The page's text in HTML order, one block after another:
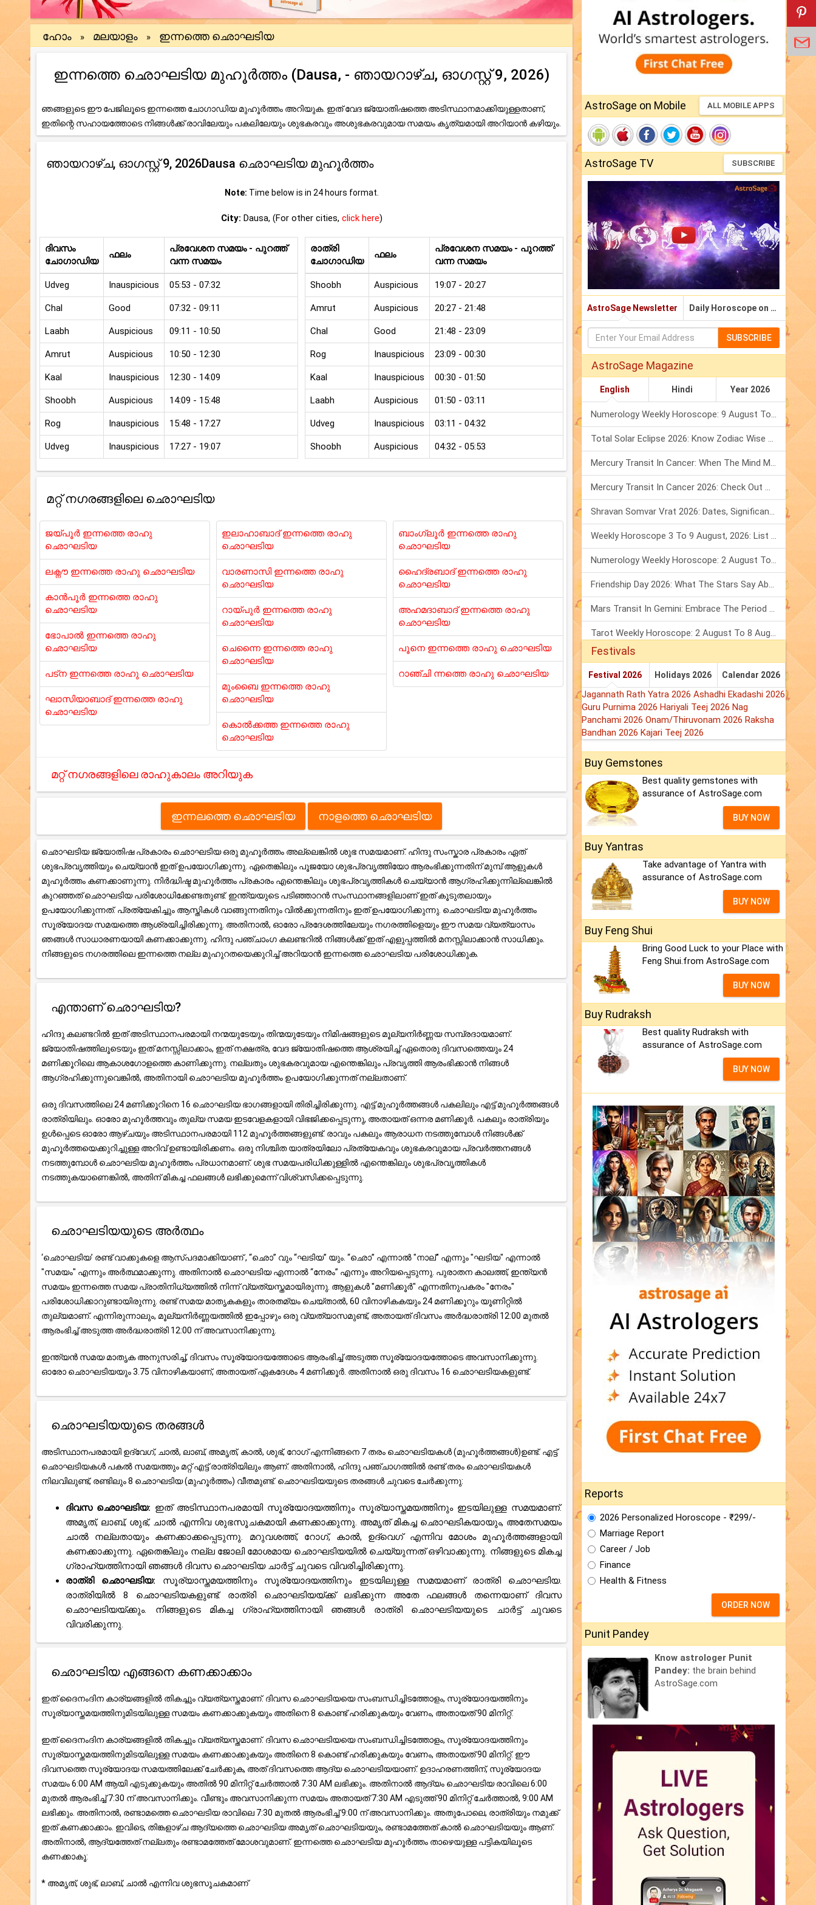
ഹോം » മലയാളം » ഇന്നത്തെ ഛൊഘടിയ
ഇന്നത്തെ ഛൊഘടിയ മുഹൂർത്തം (Dausa, - ഞായറാഴ്ച, ഓഗസ്റ്റ് 9, 2026)
ഞങ്ങളുടെ ഈ പേജിലൂടെ ഇന്നത്തെ ചോഗാഡിയ മുഹൂർത്തം അറിയുക. ഇത് വേദ ജ്യോതിഷത്തെ അടിസ്ഥാനമാക്കിയുള്ളതാണ്,
ഇതിന്റെ സഹായത്തോടെ നിങ്ങൾക്ക് രാവിലേയും പകലിലേയും ശുഭകരവും അശുഭകരവുമായ സമയം കൃത്യമായി അറിയാൻ കഴിയും.
ഞായറാഴ്ച, ഓഗസ്റ്റ് 9, 2026Dausa ഛൊഘടിയ മുഹൂർത്തം
Note: Time below is in 24 hours format.
City: Dausa, (For other cities, click here)
ദിവസം
ചോഗാഡിയ
ഫലം
പ്രവേശന സമയം - പുറത്ത്
വന്ന സമയം
Udveg Inauspicious 05:53 - 07:32
Chal Good 07:32 - 09:11
Laabh Auspicious 09:11 - 10:50
Amrut Auspicious 10:50 - 12:30
Kaal Inauspicious 12:30 - 14:09
Shoobh Auspicious 14:09 - 15:48
Rog Inauspicious 15:48 - 17:27
Udveg Inauspicious 17:27 - 19:07
രാത്രി
ചോഗാഡിയ
ഫലം
പ്രവേശന സമയം - പുറത്ത്
വന്ന സമയം
Shoobh Auspicious 19:07 - 20:27
Amrut Auspicious 20:27 - 21:48
Chal Good 21:48 - 23:09
Rog Inauspicious 23:09 - 00:30
Kaal Inauspicious 00:30 - 01:50
Laabh Auspicious 01:50 - 03:11
Udveg Inauspicious 03:11 - 04:32
Shoobh Auspicious 04:32 - 05:53
മറ്റ് നഗരങ്ങളിലെ ഛൊഘടിയ
ജയ്പൂർ ഇന്നത്തെ രാഹു
ഛൊഘടിയ
ലക്നൗ ഇന്നത്തെ രാഹു ഛൊഘടിയ
കാൻപൂർ ഇന്നത്തെ രാഹു
ഛൊഘടിയ
ഭോപാൽ ഇന്നത്തെ രാഹു
ഛൊഘടിയ
പട്ന ഇന്നത്തെ രാഹു ഛൊഘടിയ
ഘാസിയാബാദ് ഇന്നത്തെ രാഹു
ഛൊഘടിയ
ഇലാഹാബാദ് ഇന്നത്തെ രാഹു
ഛൊഘടിയ
വാരണാസി ഇന്നത്തെ രാഹു
ഛൊഘടിയ
റായ്പുർ ഇന്നത്തെ രാഹു
ഛൊഘടിയ
ചെന്നൈ ഇന്നത്തെ രാഹു
ഛൊഘടിയ
മുംബൈ ഇന്നത്തെ രാഹു
ഛൊഘടിയ
കൊൽക്കത്ത ഇന്നത്തെ രാഹു
ഛൊഘടിയ
ബാംഗ്ലൂർ ഇന്നത്തെ രാഹു
ഛൊഘടിയ
ഹൈദ്രബാദ് ഇന്നത്തെ രാഹു
ഛൊഘടിയ
അഹമദാബാദ് ഇന്നത്തെ രാഹു
ഛൊഘടിയ
പൂനെ ഇന്നത്തെ രാഹു ഛൊഘടിയ
റാഞ്ചി ന്നത്തെ രാഹു ഛൊഘടിയ
മറ്റ് നഗരങ്ങളിലെ രാഹുകാലം അറിയുക
ഇന്നലത്തെ ഛൊഘടിയ നാളത്തെ ഛൊഘടിയ
ഛൊഘടിയ ജ്യോതിഷ പ്രകാരം ഛൊഘടിയ ഒരു മുഹൂർത്തം അല്ലെങ്കിൽ ശുഭ സമയമാണ്. ഹിന്ദു സംസ്കാര പ്രകാരം ഏത്
ശുഭപ്രവൃത്തിയും ചെയ്യാൻ ഇത് ഉപയോഗിക്കുന്നു. ഏതെങ്കിലും പൂജയോ ശുഭപ്രവൃത്തിയോ ആരംഭിക്കുന്നതിന് മുമ്പ് ആളുകൾ
മുഹൂർത്തം കണക്കാണുന്നു. നിർദ്ധിഷ്ട മുഹൂർത്തം പ്രകാരം എന്തെങ്കിലും ശുഭപ്രവൃത്തികൾ ചെയ്യാൻ ആഗ്രഹിക്കുന്നില്ലെങ്കിൽ
കുറഞ്ഞത് ഛൊഘടിയ പരിശോധിക്കേണ്ടതുണ്ട്. ഇന്ത്യയുടെ പടിഞ്ഞാറൻ സംസ്ഥാനങ്ങളിലാണ് ഇത് കൂടുതലായും
ഉപയോഗിക്കുന്നത്. പ്രത്യേകിച്ചും ആസ്തികൾ വാങ്ങുന്നതിനും വിൽക്കുന്നതിനും ഇത് ഉപയോഗിക്കുന്നു. ഛൊഘടിയ മുഹൂർത്തം
സൂര്യോദയ സമയത്തെ ആശ്രയിച്ചിരിക്കുന്നു. അതിനാൽ, ഓരോ പ്രദേശത്തിലേയും നഗരത്തിളെയും ഈ സമയ വ്യത്യാസം
ഞങ്ങൾ സാധാരണയായി കണക്കാക്കുന്നു. ഹിന്ദു പഞ്ചാംഗ കലണ്ടറിൽ നിങ്ങൾക്ക് ഇത് എളുപ്പത്തിൽ മനസ്സിലാക്കാൻ സാധിക്കും.
നിങ്ങളുടെ നഗരത്തിലെ ഇന്നത്തെ നല്ല മുഹുറതയെക്കുറിച്ച് അറിയാൻ ഇന്നത്തെ ഛൊഘടിയ പരിശോധിക്കുക.
എന്താണ് ഛൊഘടിയ?
ഹിന്ദു കലണ്ടറിൽ ഇത് അടിസ്ഥാനപരമായി നന്മയുടേയും തിന്മയുടേയും നിമിഷങ്ങളുടെ മൂല്യനിർണ്ണയ സമ്പ്രദായമാണ്.
ജ്യോതിഷത്തിലൂടെയും ഇത് മനസ്സിലാക്കാം, ഇത് നക്ഷത്ര, വേദ ജ്യോതിഷത്തെ ആശ്രയിച്ച് ഏതൊരു ദിവസത്തെയും 24
മണിക്കൂറിലെ ആകാശഗോളത്തെ കാണിക്കുന്നു. നല്ലതും ശുഭകരവുമായ എന്തെങ്കിലും പ്രവൃത്തി ആരംഭിക്കാൻ നിങ്ങൾ
ആഗ്രഹിക്കുന്നുവെങ്കിൽ, അതിനായി ഛൊഘടിയ മുഹൂർത്തം ഉപയോഗിക്കുന്നത് നല്ലതാണ്.
ഒരു ദിവസത്തിലെ 24 മണിക്കൂറിനെ 16 ഛൊഘടിയ ഭാഗങ്ങളായി തിരിച്ചിരിക്കുന്നു. എട്ട് മുഹൂർത്തങ്ങൾ പകലിലും എട്ട് മുഹൂർത്തങ്ങൾ
രാത്രിയിലും. ഓരോ മുഹൂർത്തവും തുല്യ സമയ ഇടവേളകളായി വിഭജിക്കപ്പെടുന്നു, അതായത് ഒന്നര മണിക്കൂർ. പകലും രാത്രിയും
ഉൾപ്പെടെ ഓരോ ആഴ്ചയും അടിസ്ഥാനപരമായി 112 മുഹൂർത്തങ്ങളുണ്ട്. രാവും പകലും ആരാധന നടത്തുമ്പോൾ നിങ്ങൾക്ക്
മുഹൂർത്തയെക്കുറിച്ചുള്ള അറിവ് ഉണ്ടായിരിക്കണം. ഒരു നിശ്ചിത യാത്രയിലോ പ്രത്യേകവും ശുഭകരവുമായ പ്രവർത്തനങ്ങൾ
നടത്തുമ്പോൾ ഛൊഘടിയ മുഹൂർത്തം പ്രധാനമാണ്. ശുഭ സമയപരിധിക്കുള്ളിൽ എന്തെങ്കിലും ശുഭപ്രവൃത്തികൾ
നടത്തുകയാണെങ്കിൽ, അതിന് മികച്ച ഫലങ്ങൾ ലഭിക്കുമെന്ന് വിശ്വസിക്കപ്പെടുന്നു.
ഛൊഘടിയയുടെ അർത്ഥം
‘ഛൊഘടിയ’ രണ്ട് വാക്കുകളെ ആസ്പദമാക്കിയാണ് , “ഛൊ” വും “ഘടിയ” യും. “ഛൊ” എന്നാൽ "നാല്" എന്നും "ഘടിയ" എന്നാൽ
"സമയം" എന്നും അർത്ഥമാക്കുന്നു. അതിനാൽ ഛൊഘടിയ എന്നാൽ “നേരം” എന്നും അറിയപ്പെടുന്നു. പുരാതന കാലത്ത്, ഇന്ത്യൻ
സമയം ഇന്നത്തെ സമയ പ്രാതിനിധ്യത്തിൽ നിന്ന് വ്യത്യസ്തമായിരുന്നു. ആളുകൾ "മണിക്കൂർ" എന്നതിനുപകരം "നേരം"
പരിശോധിക്കാറുണ്ടായിരുന്നു. രണ്ട് സമയ മാതൃകകളും താരതമ്യം ചെയ്താൽ, 60 വിനാഴികകയും 24 മണിക്കൂറും യൂണിറ്റിൽ
തുല്യമാണ്. എന്നിരുന്നാലും, മൂല്യനിർണ്ണയത്തിൽ ഇപ്പോഴും ഒരു വ്യത്യാസമുണ്ട്, അതായത് ദിവസം അർദ്ധരാത്രി 12:00 മുതൽ
ആരംഭിച്ച് അടുത്ത അർദ്ധരാത്രി 12:00 ന് അവസാനിക്കുന്നു.
ഇന്ത്യൻ സമയ മാതൃക അനുസരിച്ച്, ദിവസം സൂര്യോദയത്തോടെ ആരംഭിച്ച് അടുത്ത സൂര്യോദയത്തോടെ അവസാനിക്കുന്നു.
ഓരോ ഛൊഘടിയയും 3.75 വിനാഴികയാണ്, അതായത് ഏകദേശം 4 മണിക്കൂർ. അതിനാൽ ഒരു ദിവസം 16 ഛൊഘടിയകളുണ്ട്.
ഛൊഘടിയയുടെ തരങ്ങൾ
അടിസ്ഥാനപരമായി ഉദ്വേഗ്, ചാൽ, ലാബ്, അമൃത്, കാൽ, ശുഭ്, റോഗ് എന്നിങ്ങനെ 7 തരം ഛൊഘടിയകൾ (മുഹൂർത്തങ്ങൾ)ഉണ്ട്. എട്ട്
ഛൊഘടിയകൾ പകൽ സമയത്തും മറ്റ് എട്ട് രാത്രിയിലും ആണ്. അതിനാൽ, ഹിന്ദു പഞ്ചാഗത്തിൽ രണ്ട് തരം ഛൊഘടിയകൾ
നിലവിലുണ്ട്, രണ്ടിലും 8 ഛൊഘടിയ (മുഹൂർത്തം) വീതമുണ്ട്. ഛൊഘടിയയുടെ തരങ്ങൾ ചുവടെ ചേർക്കുന്നു:
ദിവസ ഛൊഘടിയ: ഇത് അടിസ്ഥാനപരമായി സൂര്യോദയത്തിനും സൂര്യാസ്തമയത്തിനും ഇടയിലുള്ള സമയമാണ്.
അമൃത്, ലാബ്, ശുഭ്, ചാൽ എന്നിവ ശുഭസൂചകമായി കണക്കാക്കുന്നു. അമൃത് മികച്ച ഛൊഘടികയായും, അതേസമയം
ചാൽ നല്ലതായും കണക്കാക്കപ്പെടുന്നു. മറുവശത്ത്, റോഗ്, കാൽ, ഉദ്‌വെഗ് എന്നിവ മോശം മുഹൂർത്തങ്ങളായി
കണക്കാക്കുന്നു. ഏതെങ്കിലും നല്ല ജോലി മോശമായ ഛൊഘടിയയിൽ ചെയ്യുന്നത് ഒഴിവാക്കുന്നു. നിങ്ങളുടെ മികച്ച
ഗ്രാഹ്യത്തിനായി ഞങ്ങൾ ദിവസ ഛൊഘടിയ ചാർട്ട് ചുവടെ വിവരിച്ചിരിക്കുന്നു.
രാത്രി ഛൊഘടിയ: സൂര്യാസ്തമയത്തിനും സൂര്യോദയത്തിനും ഇടയിലുള്ള സമയമാണ് രാത്രി ഛൊഘടിയ.
രാത്രിയിൽ 8 ഛൊഘടിയകളുണ്ട്. രാത്രി ഛൊഘടിയയ്ക്ക് ലഭിക്കുന്ന അതേ ഫലങ്ങൾ തന്നെയാണ് ദിവസ
ഛൊഘടിയയ്ക്കും. നിങ്ങളുടെ മികച്ച ഗ്രാഹ്യത്തിനായി ഞങ്ങൾ രാത്രി ഛൊഘടിയയുടെ ചാർട്ട് ചുവടെ
വിവരിക്കുന്നു.
ഛൊഘടിയ എങ്ങനെ കണക്കാക്കാം
ഇത് ദൈനംദിന കാര്യങ്ങളിൽ തികച്ചും വ്യത്യസ്തമാണ്. ദിവസ ഛൊഘടിയയെ സംബന്ധിച്ചിടത്തോളം, സൂര്യോദയത്തിനും
സൂര്യാസ്തമയത്തിനുമിടയിലുള്ള സമയം കണക്കാക്കുകയും അതിനെ 8 കൊണ്ട് ഹരിക്കുകയും വേണം, അതായത് 90 മിനിറ്റ്.
ഇത് ദൈനംദിന കാര്യങ്ങളിൽ തികച്ചും വ്യത്യസ്തമാണ്. ദിവസ ഛൊഘടിയയെ സംബന്ധിച്ചിടത്തോളം, സൂര്യോദയത്തിനും
സൂര്യാസ്തമയത്തിനുമിടയിലുള്ള സമയം കണക്കാക്കുകയും അതിനെ 8 കൊണ്ട് ഹരിക്കുകയും വേണം, അതായത് 90 മിനിറ്റ്. ഈ
ദിവസത്തെ സൂര്യോദയ സമയത്തിലേക്ക് ചേർക്കുക, അത് ദിവസത്തെ ആദ്യ ഛൊഘടിയയാണ്. ഉദാഹരണത്തിന്, സൂര്യോദയ
സമയം 6:00 AM ആയി എടുക്കുകയും അതിൽ 90 മിനിറ്റ് ചേർത്താൽ 7:30 AM ലഭിക്കും. അതിനാൽ ആദ്യം ഛൊഘടിയ രാവിലെ 6:00
മുതൽ ആരംഭിച്ച് 7:30 ന് അവസാനിക്കും. വീണ്ടും അവസാനിക്കുന്ന സമയം അതായത് 7:30 AM എടുത്ത് 90 മിനിറ്റ് ചേർത്താൽ, 9:00 AM
ലഭിക്കും. അതിനാൽ, രണ്ടാമത്തെ ഛൊഘടിയ രാവിലെ 7:30 മുതൽ ആരംഭിച്ച് 9:00 ന് അവസാനിക്കും. അതുപോലെ, രാത്രിയും നമുക്ക്
ഇത് കണക്കാക്കാം. ഇവിടെ, തിങ്കളാഴ്ച ആദ്യത്തെ ഛൊഘടിയ അമൃത് ഛൊഘടിയയും, രണ്ടാമത്തേത് കാൽ ഛൊഘടിയയും ആണ്.
അതിനാൽ, ആദ്യത്തേത് നല്ലതും രണ്ടാമത്തേത് മോശവുമാണ്. ഇന്നത്തെ ഛൊഘടിയ മുഹൂർത്തം താഴെയുള്ള പട്ടികയിലൂടെ
കണക്കാകൂ:
* അമൃത്, ശുഭ്, ലാബ്, ചാൽ എന്നിവ ശുഭസൂചകമാണ്
AstroSage on Mobile ALL MOBILE APPS
AstroSage TV SUBSCRIBE
AstroSage Newsletter Daily Horoscope on Email
SUBSCRIBE
AstroSage Magazine
English Hindi Year 2026
Numerology Weekly Horoscope: 9 August To 15 August, 2026
Total Solar Eclipse 2026: Know Zodiac Wise Prediction
Mercury Transit In Cancer: When The Mind Meets The Heart!
Mercury Transit In Cancer 2026: Check Out What It Brings For You
Shravan Somvar Vrat 2026: Dates, Significance & Rituals In August
Weekly Horoscope 3 To 9 August, 2026: List Of Fasts & Festivals
Numerology Weekly Horoscope: 2 August To 8 August, 2026
Friendship Day 2026: What The Stars Say About Your Best Friend!
Mars Transit In Gemini: Embrace The Period Full Of Energy & Intelligence
Tarot Weekly Horoscope: 2 August To 8 August, 2026
Festivals
Festival 2026 Holidays 2026 Calendar 2026
Jagannath Rath Yatra 2026 Ashadhi Ekadashi 2026
Guru Purnima 2026 Hariyali Teej 2026 Nag
Panchami 2026 Onam/Thiruvonam 2026 Raksha
Bandhan 2026 Kajari Teej 2026
Buy Gemstones
Best quality gemstones with
assurance of AstroSage.com
BUY NOW
Buy Yantras
Take advantage of Yantra with
assurance of AstroSage.com
BUY NOW
Buy Feng Shui
Bring Good Luck to your Place with
Feng Shui.from AstroSage.com
BUY NOW
Buy Rudraksh
Best quality Rudraksh with
assurance of AstroSage.com
BUY NOW
Reports
2026 Personalized Horoscope - ₹299/-
Marriage Report
Career / Job
Finance
Health & Fitness
ORDER NOW
Punit Pandey
Know astrologer Punit
Pandey: the brain behind
AstroSage.com